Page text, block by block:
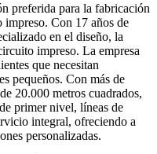
preferida para la fabricación
Con 17 años de
en el diseño, la
impreso. La empresa
que necesitan
pequeños. Con más de
20.000 metros cuadrados,
primer nivel, líneas de
integral, ofreciendo a
personalizadas.